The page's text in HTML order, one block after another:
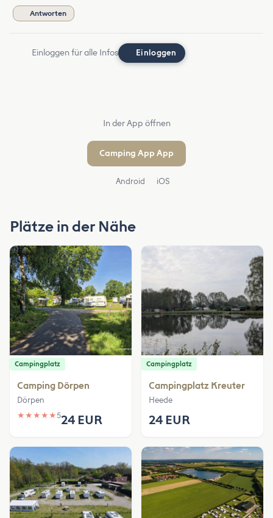
Antworten
Einloggen für alle Infos Einloggen
In der App öffnen
Camping App App
Android iOS
Plätze in der Nähe
Campingplatz
Camping Dörpen
Dörpen
★ ★ ★ ★ ★524 EUR
Campingplatz
Campingplatz Kreuter
Heede
24 EUR